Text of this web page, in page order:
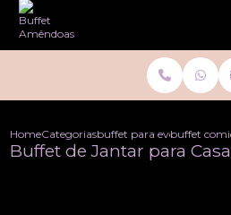
HomeCategoriasbuffet para eventos
buffet
Buffet de Jantar para